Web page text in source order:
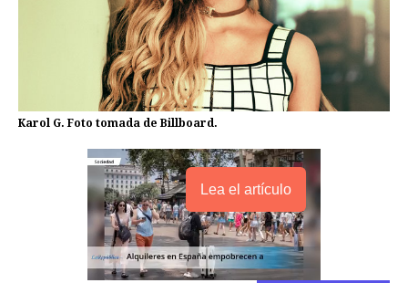
Karol G. Foto tomada de Billboard.
Lea el artículo